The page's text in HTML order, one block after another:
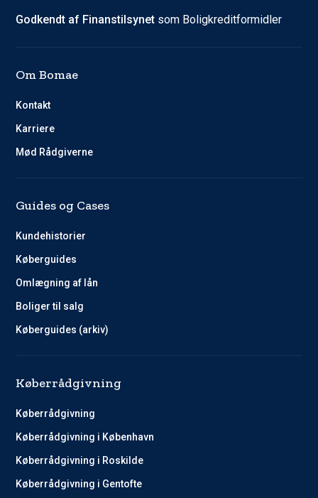
Godkendt af Finanstilsynet som Boligkreditformidler
Om Bomae
Kontakt
Karriere
Mød Rådgiverne
Guides og Cases
Kundehistorier
Køberguides
Omlægning af lån
Boliger til salg
Køberguides (arkiv)
Køberrådgivning
Køberrådgivning
Køberrådgivning i København
Køberrådgivning i Roskilde
Køberrådgivning i Gentofte